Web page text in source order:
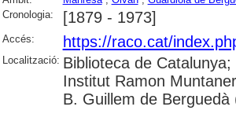
Cronologia:
[1879 - 1973]
Accés: https://raco.cat/
Localització: Biblioteca de
Institut Ramon
B. Guillem de Berguedà